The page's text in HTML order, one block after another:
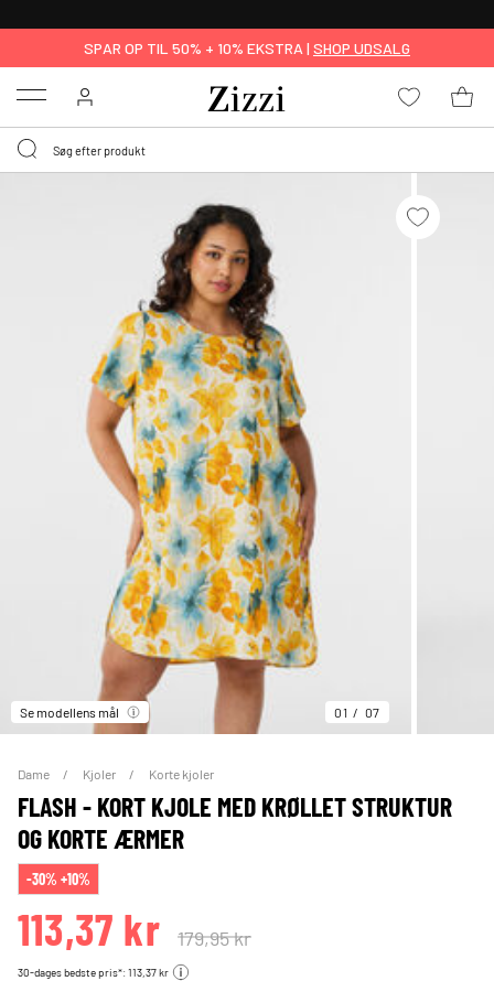
SPAR OP TIL 50% + 10% EKSTRA | SHOP UDSALG
Menu
Se modellens mål 01 07
Dame Kjoler Korte kjoler
FLASH - KORT KJOLE MED KRØLLET STRUKTUR
OG KORTE ÆRMER
-30% +10%
113,37 kr 179,95 kr
30-dages bedste pris*: 113,37 kr